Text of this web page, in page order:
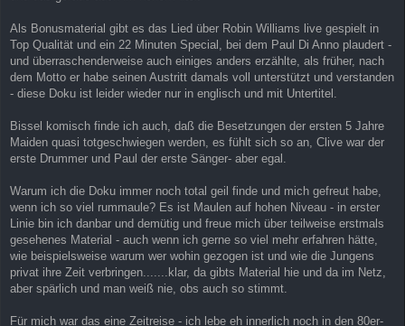
Als Bonusmaterial gibt es das Lied über Robin Williams live gespielt in
Top Qualität und ein 22 Minuten Special, bei dem Paul Di Anno plaudert -
und überraschenderweise auch einiges anders erzählte, als früher, nach
dem Motto er habe seinen Austritt damals voll unterstützt und verstanden
- diese Doku ist leider wieder nur in englisch und mit Untertitel.
Bissel komisch finde ich auch, daß die Besetzungen der ersten 5 Jahre
Maiden quasi totgeschwiegen werden, es fühlt sich so an, Clive war der
erste Drummer und Paul der erste Sänger- aber egal.
Warum ich die Doku immer noch total geil finde und mich gefreut habe,
wenn ich so viel rummaule? Es ist Maulen auf hohen Niveau - in erster
Linie bin ich danbar und demütig und freue mich über teilweise erstmals
gesehenes Material - auch wenn ich gerne so viel mehr erfahren hätte,
wie beispielsweise warum wer wohin gezogen ist und wie die Jungens
privat ihre Zeit verbringen.......klar, da gibts Material hie und da im Netz,
aber spärlich und man weiß nie, obs auch so stimmt.
Für mich war das eine Zeitreise - ich lebe eh innerlich noch in den 80er-